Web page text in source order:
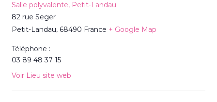
Salle polyvalente, Petit-Landau
82 rue Seger
Petit-Landau, 68490 France + Google Map
Téléphone :
03 89 48 37 15
Voir Lieu site web